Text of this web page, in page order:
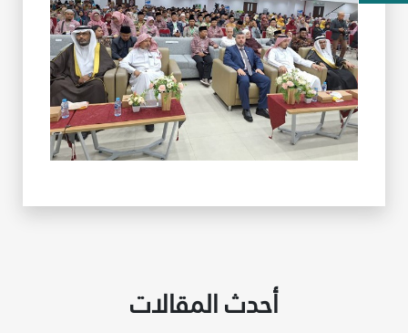
أحدث المقالات